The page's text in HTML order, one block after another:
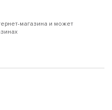
магазина и может